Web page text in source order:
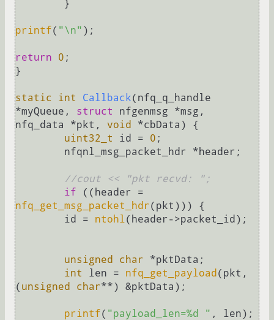
printf( "\n" );
return 0 ;
}
static int Callback(nfq_q_handle
*myQueue, struct
nfgenmsg *msg,
nfq_data *pkt, void *cbData)
{
uint32_t
id = 0 ;
//cout << "pkt recvd: ";
if
nfq_get_msg_packet_hdr(pkt))) {
	id =
ntohl(header->packet_id);
unsigned char *pktData;
int
len = nfq_get_payload (pkt,
( unsigned char**) &pktData);
printf( "payload_len=%d " , len);